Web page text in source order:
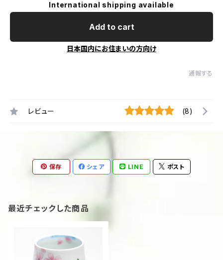
International shipping available
Add to cart
日本国内にお住まいの方向け
通報する
レビュー (8)
保存 シェア LINE ポスト
最近チェックした商品